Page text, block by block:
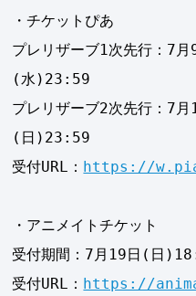
・チケットぴあ
プレリザーブ1次先行：7
(水)23:59
プレリザーブ2次先行：7
(日)23:59
受付URL： https://
・アニメイトチケット
受付期間：7月19日(日
受付URL： https://